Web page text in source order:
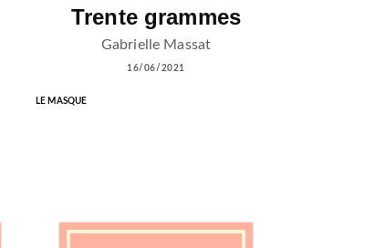
Trente grammes
Gabrielle Massat
16/06/2021
LE MASQUE